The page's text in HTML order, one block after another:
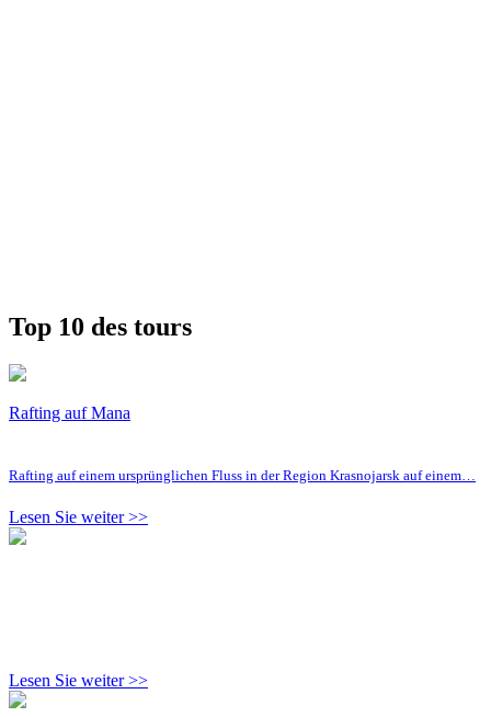
Top 10 des tours
Rafting auf Mana
Rafting auf einem ursprünglichen Fluss in der Region Krasnojarsk auf einem…
Lesen Sie weiter >>
Lesen Sie weiter >>